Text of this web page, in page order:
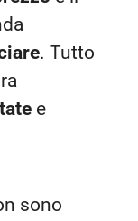
. Tutto
e
sono